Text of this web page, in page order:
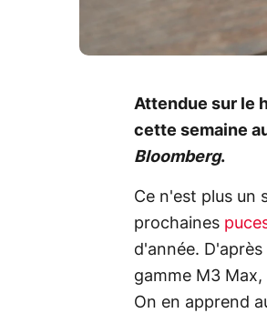
Attendue sur le
cette semaine
Bloomberg.
Ce n'est plus un
prochaines
d'année. D'après
gamme M3 Max,
On en apprend